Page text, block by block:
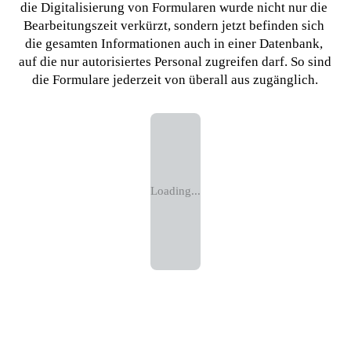
die Digitalisierung von Formularen wurde nicht nur die
Bearbeitungszeit verkürzt, sondern jetzt befinden sich
die gesamten Informationen auch in einer Datenbank,
auf die nur autorisiertes Personal zugreifen darf. So sind
die Formulare jederzeit von überall aus zugänglich.
Loading...